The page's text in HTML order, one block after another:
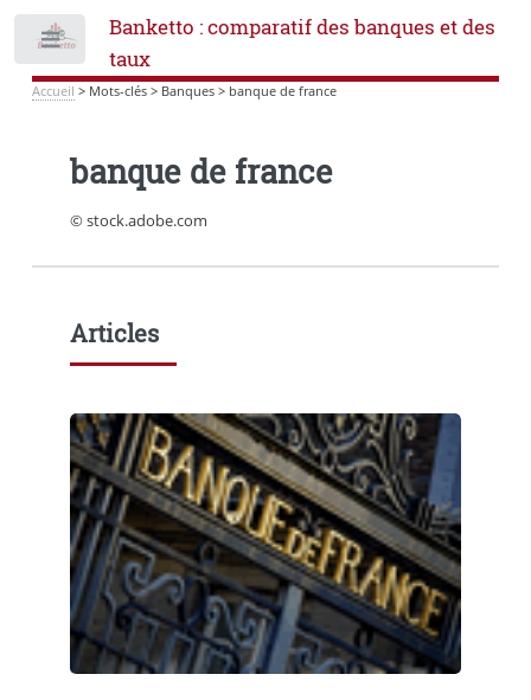
Banketto : comparatif des banques et des
taux
Accueil > Mots-clés> Banques> banque de france
banque de france
© stock.adobe.com
Articles